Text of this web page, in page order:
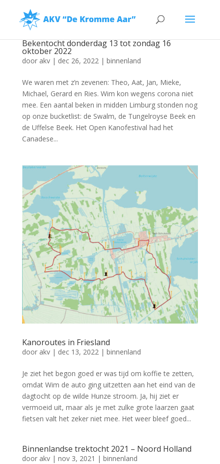
Bekentocht donderdag 13 tot zondag 16
oktober 2022
door akv| dec 26, 2022| binnenland
We waren met z’n zevenen: Theo, Aat, Jan, Mieke,
Michael, Gerard en Ries. Wim kon wegens corona niet
mee. Een aantal beken in midden Limburg stonden nog
op onze bucketlist: de Swalm, de Tungelroyse Beek en
de Uffelse Beek. Het Open Kanofestival had het
Canadese...
Kanoroutes in Friesland
door akv| dec 13, 2022| binnenland
Je ziet het begon goed er was tijd om koffie te zetten,
omdat Wim de auto ging uitzetten aan het eind van de
dagtocht op de wilde Hunze stroom. Ja, hij ziet er
vermoeid uit, maar als je met zulke grote laarzen gaat
fietsen valt het zeker niet mee. Het weer bleef goed...
Binnenlandse trektocht 2021 – Noord Holland
door akv| nov 3, 2021 | binnenland